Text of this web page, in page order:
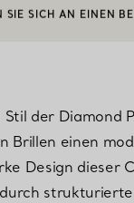
SIE SICH AN EINEN
der Diamond
Brillen einen
Design dieser